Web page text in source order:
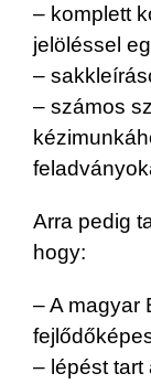
– komplett
jelöléssel
–
– számos
Arra pedig
hogy:
– A magyar
– lépést tart